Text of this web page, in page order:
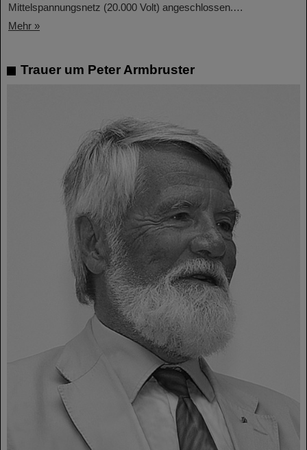
Mittelspannungsnetz (20.000 Volt) angeschlossen.…
Mehr »
Trauer um Peter Armbruster